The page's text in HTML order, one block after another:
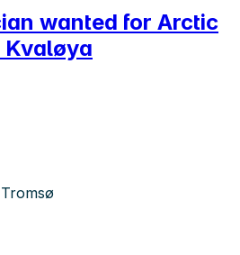
wanted for Arctic
Kvaløya